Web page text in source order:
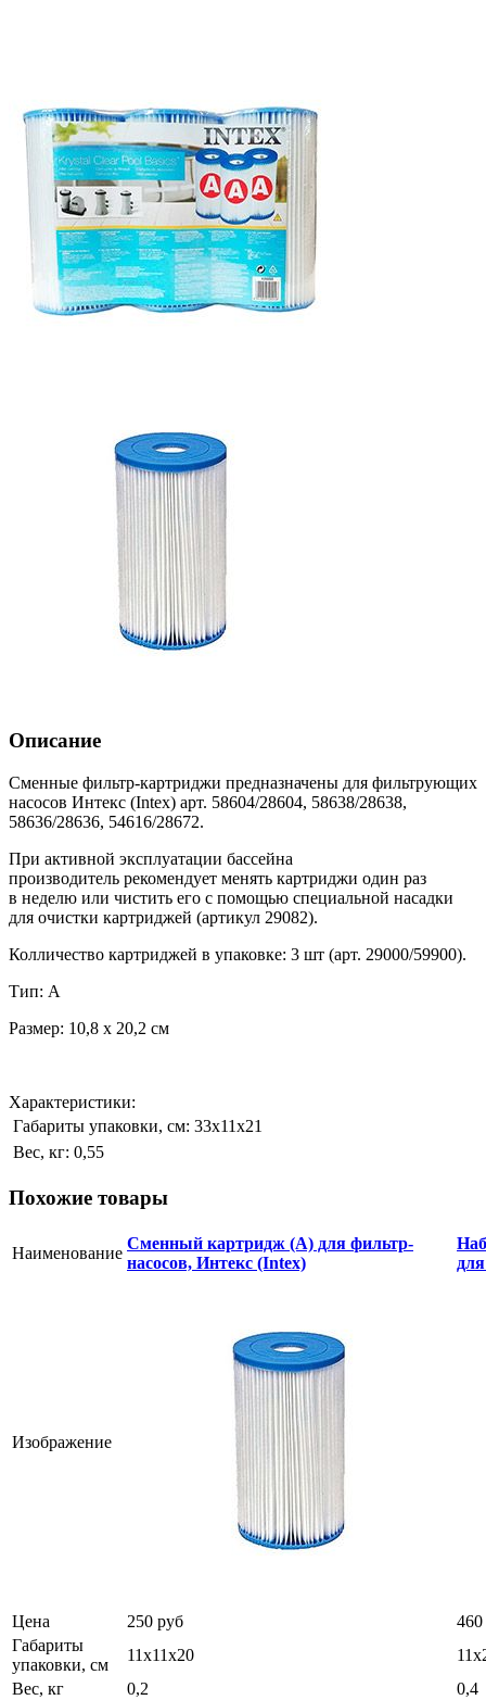
Описание
Сменные фильтр-картриджи предназначены для фильтрующих
насосов Интекс (Intex) арт. 58604/28604, 58638/28638,
58636/28636, 54616/28672.
При активной эксплуатации бассейна
производитель рекомендует менять картриджи один раз
в неделю или чистить его с помощью специальной насадки
для очистки картриджей (артикул 29082).
Колличество картриджей в упаковке: 3 шт (арт. 29000/59900).
Тип: А
Размер: 10,8 х 20,2 см
Характеристики:
Габариты упаковки, см: 33х11х21
Вес, кг: 0,55
Похожие товары
Наименование
Сменный картридж (A) для фильтр-
насосов, Интекс (Intex)
Изображение
Цена 250 руб
460
Габариты
упаковки, см
11х11х20
Вес, кг
0,2
0,4